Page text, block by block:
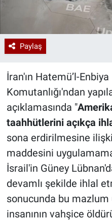
Paylaş
İran'ın Hatemü’l-
Komutanlığı'ndan
açıklamasında "
taahhütlerini açıkça
sona erdirilmesine
maddesini
İsrail'in Güney
devamlı şekilde ihlal
sonucunda bu
insanının vahşice
Ramazan